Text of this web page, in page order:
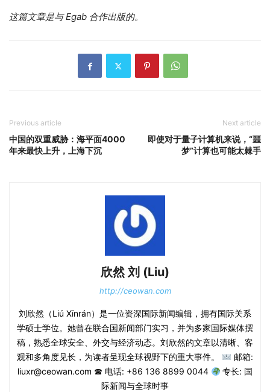
这篇文章是与 Egab 合作出版的。
Previous article
中国的双重威胁：海平面4000
年来最快上升，上海下沉
Next article
即使对于量子计算机来说，“噩
梦”计算也可能太棘手
欣然 刘 (Liu)
http://ceowan.com
刘欣然（Liú Xīnrán）是一位资深国际新闻编辑，拥有国际关系
学硕士学位。她曾在联合国新闻部门实习，并为多家国际媒体撰
稿，熟悉全球安全、外交与经济动态。刘欣然的文章以清晰、客
观和多角度见长，为读者呈现全球视野下的重大事件。
邮箱:
liuxr@ceowan.com ☎ 电话: +86 136 8899 0044
专长: 国
际新闻与全球时事